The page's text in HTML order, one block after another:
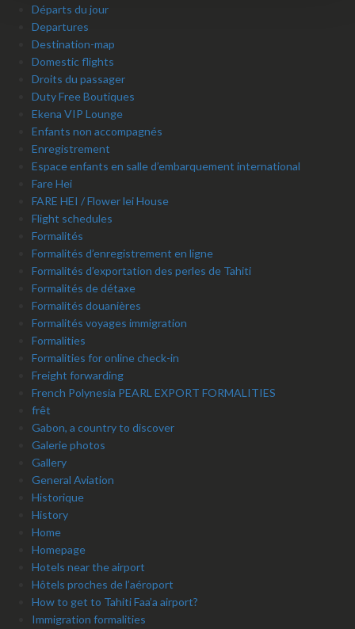
Départs du jour
Departures
Destination-map
Domestic flights
Droits du passager
Duty Free Boutiques
Ekena VIP Lounge
Enfants non accompagnés
Enregistrement
Espace enfants en salle d’embarquement international
Fare Hei
FARE HEI / Flower lei House
Flight schedules
Formalités
Formalités d’enregistrement en ligne
Formalités d’exportation des perles de Tahiti
Formalités de détaxe
Formalités douanières
Formalités voyages immigration
Formalities
Formalities for online check-in
Freight forwarding
French Polynesia PEARL EXPORT FORMALITIES
frêt
Gabon, a country to discover
Galerie photos
Gallery
General Aviation
Historique
History
Home
Homepage
Hotels near the airport
Hôtels proches de l’aéroport
How to get to Tahiti Faa’a airport?
Immigration formalities